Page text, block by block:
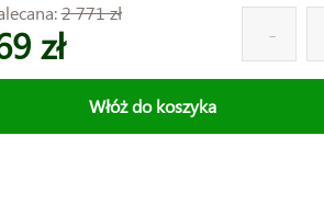
2 771 zł
zł
Włóż do koszyka